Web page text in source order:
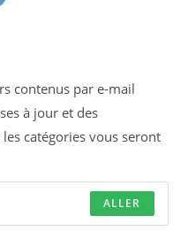
contenus par e-mail
à jour et des
catégories vous seront
ALLER